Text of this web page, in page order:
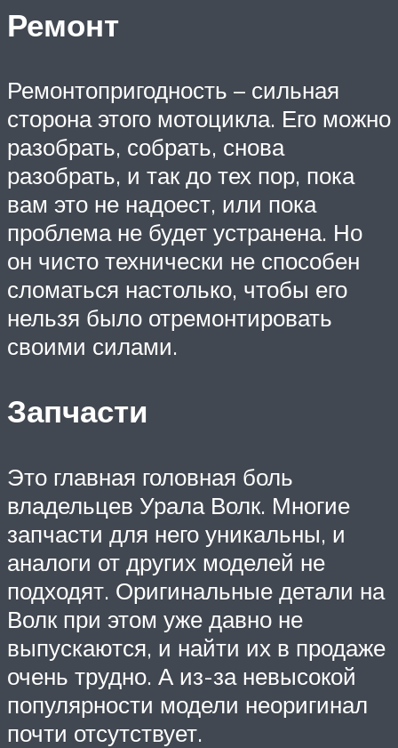
Ремонт
Ремонтопригодность – сильная
сторона этого мотоцикла. Его можно
разобрать, собрать, снова
разобрать, и так до тех пор, пока
вам это не надоест, или пока
проблема не будет устранена. Но
он чисто технически не способен
сломаться настолько, чтобы его
нельзя было отремонтировать
своими силами.
Запчасти
Это главная головная боль
владельцев Урала Волк. Многие
запчасти для него уникальны, и
аналоги от других моделей не
подходят. Оригинальные детали на
Волк при этом уже давно не
выпускаются, и найти их в продаже
очень трудно. А из-за невысокой
популярности модели неоригинал
почти отсутствует.